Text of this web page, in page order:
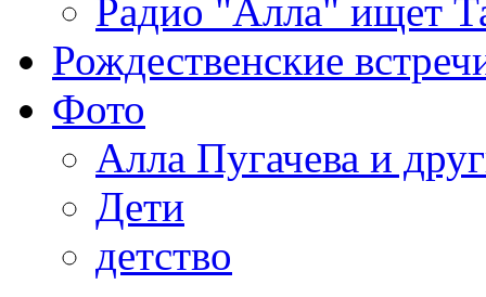
Радио "Алла" ищет
Рождественские
Фото
Алла Пугачева и
Дети
детство